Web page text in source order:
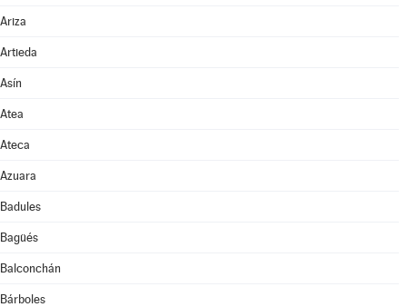
Ariza
Artieda
Asín
Atea
Ateca
Azuara
Badules
Bagüés
Balconchán
Bárboles